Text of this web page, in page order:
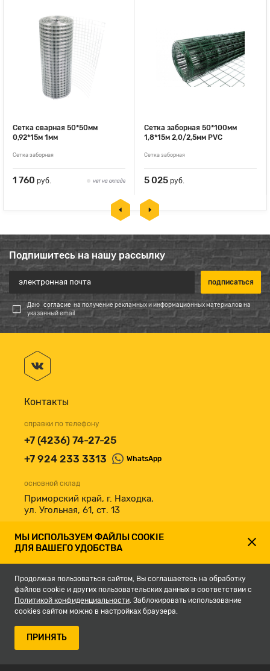
Сетка сварная 50*50мм
0,92*15м 1мм
Сетка заборная
1 760 руб. нет на складе
Сетка заборная 50*100мм
1,8*15м 2,0/2,5мм PVC
Сетка заборная
5 025 руб.
Подпишитесь на нашу рассылку
Даю согласие на получение рекламных и информационных материалов на
указанный email
Контакты
справки по телефону
+7 (4236) 74-27-25
+7 924 233 3313
WhatsApp
основной склад
Приморский край, г. Находка,
ул. Угольная, 61, ст. 13
принимаем к оплате
© 2007-2026, Магазин строительных материалов СКЛАД13.РФ.
МЫ ИСПОЛЬЗУЕМ ФАЙЛЫ COOKIE
ДЛЯ ВАШЕГО УДОБСТВА
Продолжая пользоваться сайтом, Вы соглашаетесь на обработку
файлов cookie и других пользовательских данных в соответствии с
Политикой конфиденциальности. Заблокировать использование
cookies сайтом можно в настройках браузера.
ПРИНЯТЬ